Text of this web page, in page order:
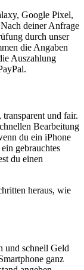
Google Pixel,
deiner Anfrage
durch unser
die Angaben
Auszahlung
und fair.
Bearbeitung
du ein iPhone
gebrauchtes
du einen
heraus, wie
und schnell Geld
ganz